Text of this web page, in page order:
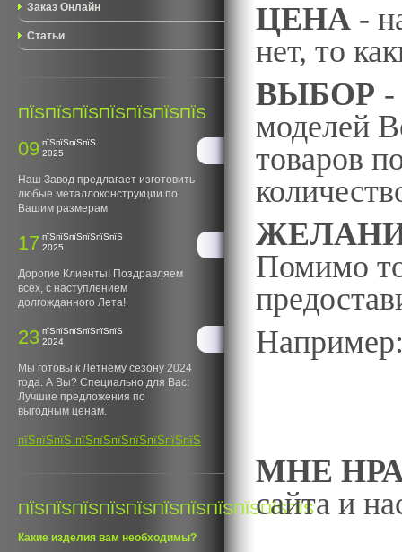
Заказ Онлайн
Статьи
ПЇЅПЇЅПЇЅПЇЅПЇЅПЇЅПЇЅ
09 пїЅпїЅпїЅпїЅ
2025
Наш Завод предлагает изготовить
любые металлоконструкции по
Вашим размерам
17 пїЅпїЅпїЅпїЅпїЅпїЅ
2025
Дорогие Клиенты! Поздравляем
всех, с наступлением
долгожданного Лета!
23 пїЅпїЅпїЅпїЅпїЅпїЅ
2024
Мы готовы к Летнему сезону 2024
года. А Вы? Специально для Вас:
Лучшие предложения по
выгодным ценам.
пїЅпїЅпїЅ пїЅпїЅпїЅпїЅпїЅпїЅпїЅ
ПЇЅПЇЅПЇЅПЇЅПЇЅПЇЅПЇЅПЇЅПЇЅПЇЅПЇЅ
Какие изделия вам необходимы?
ЦЕНА -
нет, то
ВЫБОР -
моделей
товаров
Помимо
МНЕ
сайта и